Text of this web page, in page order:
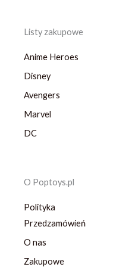
Listy zakupowe
Anime Heroes
Disney
Avengers
Marvel
DC
O Poptoys.pl
Polityka
Przedzamówień
O nas
Zakupowe